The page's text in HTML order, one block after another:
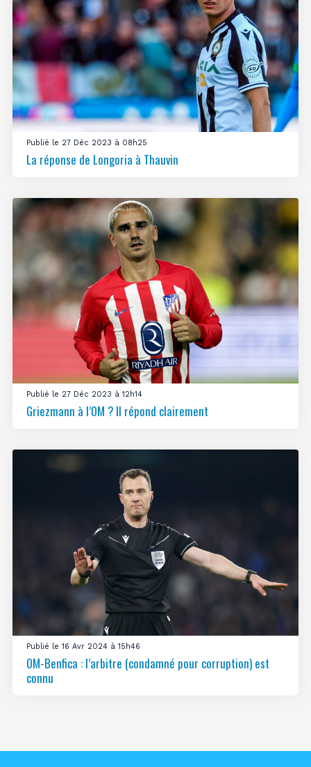
Publié le 27 Déc 2023 à 08h25
La réponse de Longoria à Thauvin
Publié le 27 Déc 2023 à 12h14
Griezmann à l’OM ? Il répond clairement
Publié le 16 Avr 2024 à 15h46
OM-Benfica : l’arbitre (condamné pour corruption) est
connu